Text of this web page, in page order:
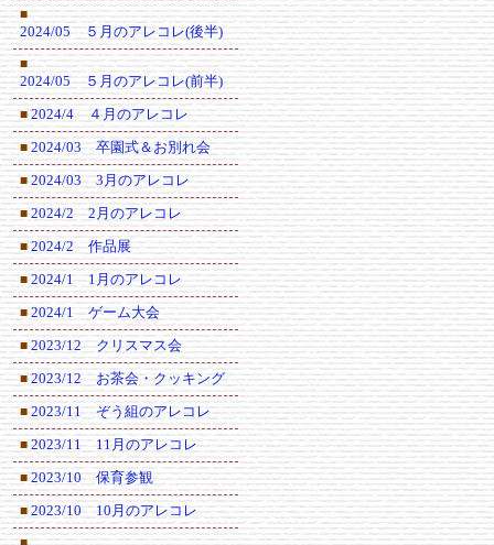
■
2024/05 ５月のアレコレ(後半)
■
2024/05 ５月のアレコレ(前半)
■ 2024/4 ４月のアレコレ
■ 2024/03 卒園式＆お別れ会
■ 2024/03 3月のアレコレ
■ 2024/2 2月のアレコレ
■ 2024/2 作品展
■ 2024/1 1月のアレコレ
■ 2024/1 ゲーム大会
■ 2023/12 クリスマス会
■ 2023/12 お茶会・クッキング
■ 2023/11 ぞう組のアレコレ
■ 2023/11 11月のアレコレ
■ 2023/10 保育参観
■ 2023/10 10月のアレコレ